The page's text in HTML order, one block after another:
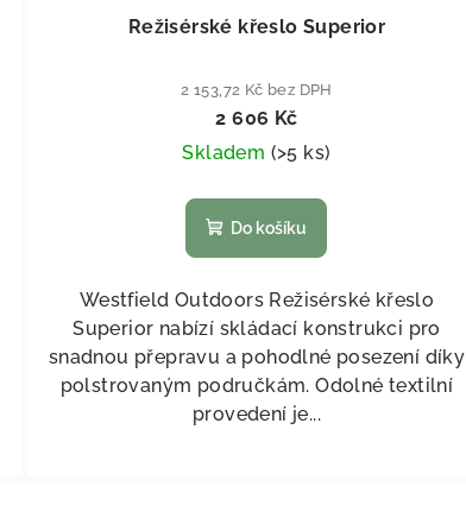
Režisérské křeslo Superior
2 153,72 Kč bez DPH
2 606 Kč
Skladem (>5 ks)
Do košíku
Westfield Outdoors Režisérské křeslo
Superior nabízí skládací konstrukci pro
snadnou přepravu a pohodlné posezení díky
polstrovaným područkám. Odolné textilní
provedení je...